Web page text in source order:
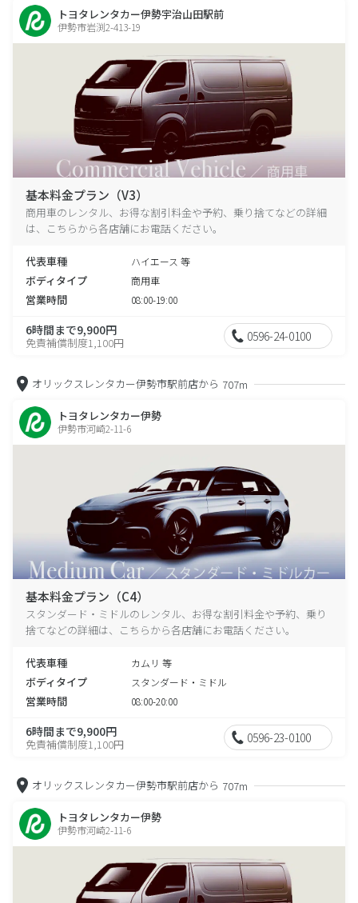
トヨタレンタカー伊勢宇治山田駅前
伊勢市岩渕2-413-19
基本料金プラン（V3）
商用車のレンタル、お得な割引料金や予約、乗り捨てなどの詳細
は、こちらから各店舗にお電話ください。
代表車種 ハイエース 等
ボディタイプ 商用車
営業時間 08:00-19:00
6時間まで9,900円
免責補償制度1,100円 0596-24-0100
オリックスレンタカー伊勢市駅前店から 707m
トヨタレンタカー伊勢
伊勢市河崎2-11-6
基本料金プラン（C4）
スタンダード・ミドルのレンタル、お得な割引料金や予約、乗り
捨てなどの詳細は、こちらから各店舗にお電話ください。
代表車種 カムリ 等
ボディタイプ スタンダード・ミドル
営業時間 08:00-20:00
6時間まで9,900円
免責補償制度1,100円 0596-23-0100
オリックスレンタカー伊勢市駅前店から 707m
トヨタレンタカー伊勢
伊勢市河崎2-11-6